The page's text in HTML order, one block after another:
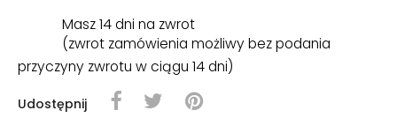
Masz 14 dni na zwrot
(zwrot zamówienia możliwy bez podania
przyczyny zwrotu w ciągu 14 dni)
Udostępnij